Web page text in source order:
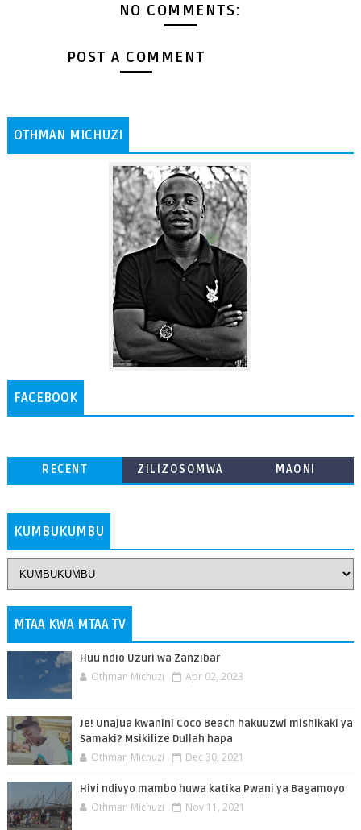
NO COMMENTS:
POST A COMMENT
OTHMAN MICHUZI
FACEBOOK
RECENT
ZILIZOSOMWA
MAONI
KUMBUKUMBU
MTAA KWA MTAA TV
Huu ndio Uzuri wa Zanzibar
Othman Michuzi Apr 02, 2023
Je! Unajua kwanini Coco Beach hakuuzwi mishikaki ya
Samaki? Msikilize Dullah hapa
Othman Michuzi Dec 30, 2021
Hivi ndivyo mambo huwa katika Pwani ya Bagamoyo
Othman Michuzi Nov 11, 2021